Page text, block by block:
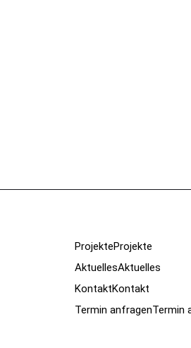
ProjekteProjekte
AktuellesAktuelles
KontaktKontakt
Termin anfragenTermin